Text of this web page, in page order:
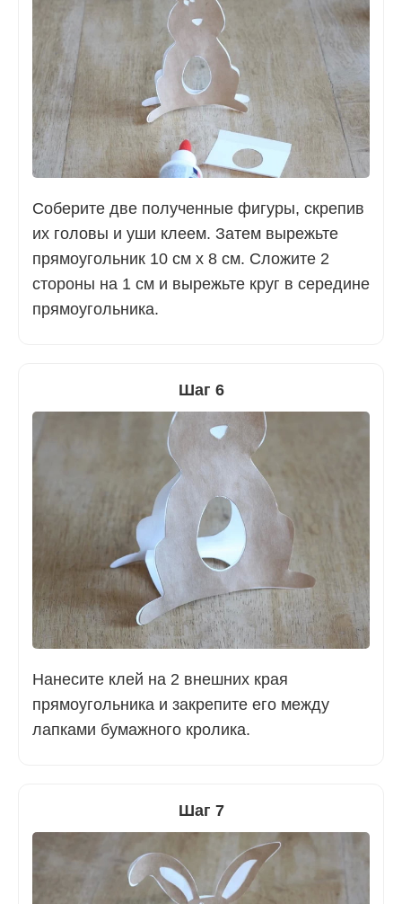
Соберите две полученные фигуры, скрепив
их головы и уши клеем. Затем вырежьте
прямоугольник 10 см х 8 см. Сложите 2
стороны на 1 см и вырежьте круг в середине
прямоугольника.
Шаг 6
Нанесите клей на 2 внешних края
прямоугольника и закрепите его между
лапками бумажного кролика.
Шаг 7